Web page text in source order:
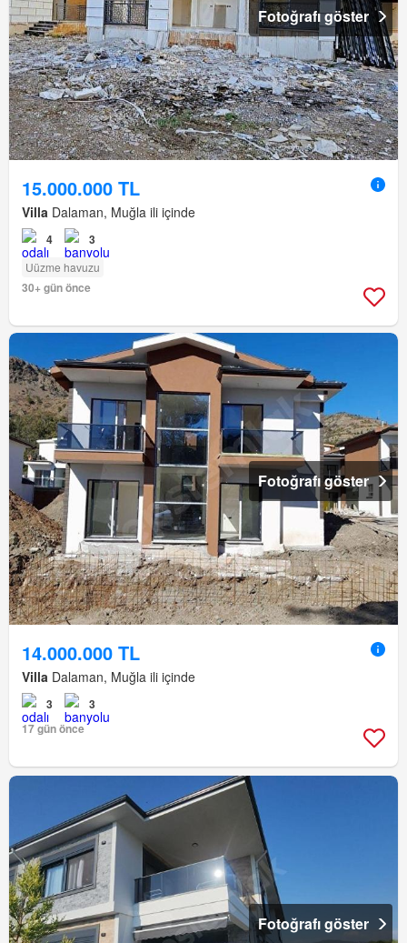
Fotoğrafı göster
15.000.000 TL
Villa Dalaman, Muğla ili içinde
4 3
Uüzme havuzu
30+ gün önce
Fotoğrafı göster
14.000.000 TL
Villa Dalaman, Muğla ili içinde
3
3
17 gün önce
Fotoğrafı göster